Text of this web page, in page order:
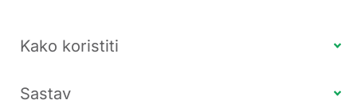
Kako koristiti
Sastav